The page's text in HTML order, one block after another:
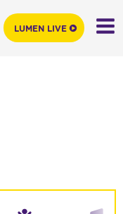
LUMEN LIVE